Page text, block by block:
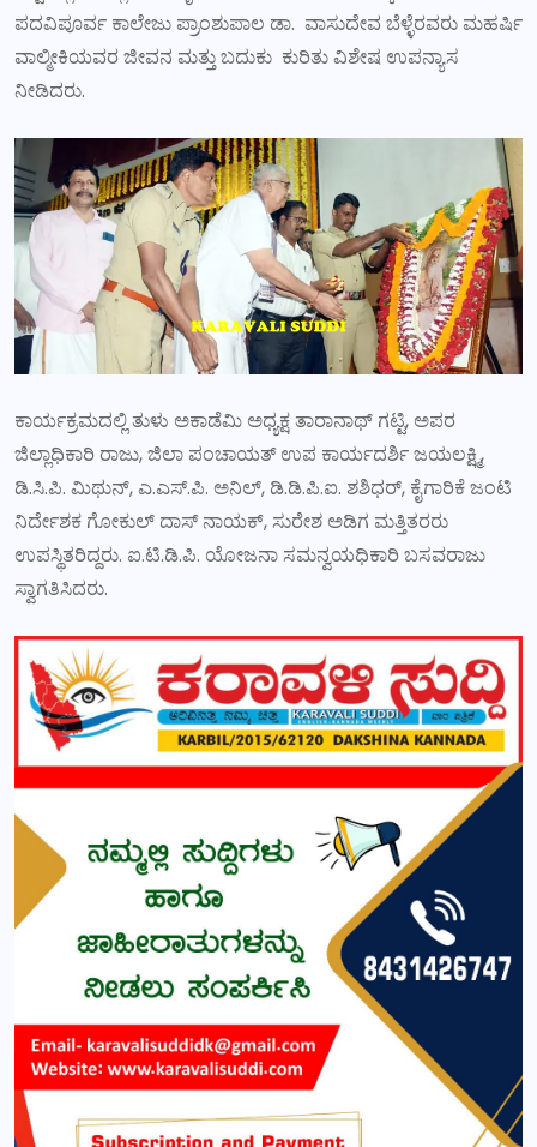
ಪದವಿಪೂರ್ವ ಕಾಲೇಜು ಪ್ರಾಂಶುಪಾಲ ಡಾ. ವಾಸುದೇವ ಬೆಳ್ಳೆರವರು ಮಹರ್ಷಿ
ವಾಲ್ಮೀಕಿಯವರ ಜೀವನ ಮತ್ತು ಬದುಕು ಕುರಿತು ವಿಶೇಷ ಉಪನ್ಯಾಸ
ನೀಡಿದರು.
ಕಾರ್ಯಕ್ರಮದಲ್ಲಿ ತುಳು ಅಕಾಡೆಮಿ ಅಧ್ಯಕ್ಷ ತಾರಾನಾಥ್ ಗಟ್ಟಿ, ಅಪರ
ಜಿಲ್ಲಾಧಿಕಾರಿ ರಾಜು, ಜಿಲಾ ಪಂಚಾಯತ್ ಉಪ ಕಾರ್ಯದರ್ಶಿ ಜಯಲಕ್ಷ್ಮಿ,
ಡಿ.ಸಿ.ಪಿ. ಮಿಥುನ್, ಎ.ಎಸ್.ಪಿ. ಅನಿಲ್, ಡಿ.ಡಿ.ಪಿ.ಐ. ಶಶಿಧರ್, ಕೈಗಾರಿಕೆ ಜಂಟಿ
ನಿರ್ದೇಶಕ ಗೋಕುಲ್ ದಾಸ್ ನಾಯಕ್, ಸುರೇಶ ಅಡಿಗ ಮತ್ತಿತರರು
ಉಪಸ್ಥಿತರಿದ್ದರು. ಐ.ಟಿ.ಡಿ.ಪಿ. ಯೋಜನಾ ಸಮನ್ವಯಧಿಕಾರಿ ಬಸವರಾಜು
ಸ್ವಾಗತಿಸಿದರು.